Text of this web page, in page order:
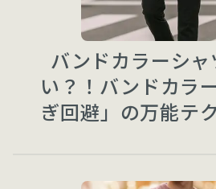
バンドカラーシ
い？！バンドカラ
ぎ回避」の万能テ